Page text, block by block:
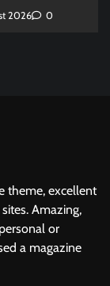
2026 0
theme, excellent
Amazing,
or
a magazine